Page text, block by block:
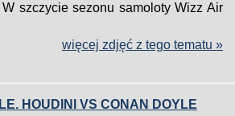
szczycie sezonu samoloty Wizz Air
więcej zdjęć z tego tematu »
HOUDINI VS CONAN DOYLE